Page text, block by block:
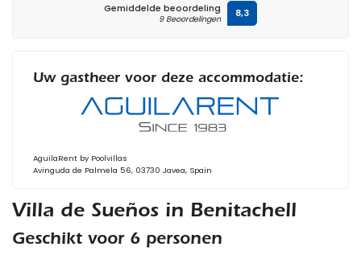
Villa de Sueños in Benitachell
Geschikt voor 6 personen
Gemiddelde beoordeling
9 Beoordelingen 8,3
Uw gastheer voor deze accommodatie:
AguilaRent by Poolvillas
Avinguda de Palmela 56, 03730 Javea, Spain